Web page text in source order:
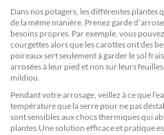
Dans nos potagers, les différentes plantes
de la même manière. Prenez garde
besoins propres. Par exemple, vous
courgettes alors que les carottes ont des
poireaux sert seulement à garder le sol
arrosées à leur pied et non sur leurs
mildiou.
Pendant votre arrosage, veillez à ce que
température que la serre pour ne pas
sont sensibles aux chocs thermiques qui
plantes.Une solution efficace et pratique